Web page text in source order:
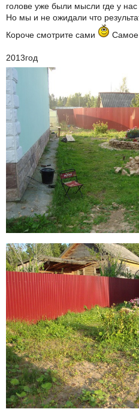
голове уже были мысли где у нас
Но мы и не ожидали что
Короче смотрите сами
Самое
2013год